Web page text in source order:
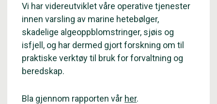
Vi har videreutviklet våre operative tjenester
innen varsling av marine hetebølger,
skadelige algeoppblomstringer, sjøis og
isfjell, og har dermed gjort forskning om til
praktiske verktøy til bruk for forvaltning og
beredskap.
Bla gjennom rapporten vår her.